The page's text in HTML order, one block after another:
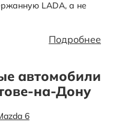
LADA, а не
Подробнее
автомобили
на-Дону
6